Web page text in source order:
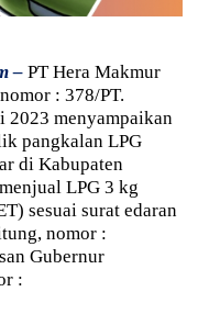
– PT Hera Makmur
: 378/PT.
menyampaikan
pangkalan LPG
di Kabupaten
LPG 3 kg
sesuai surat edaran
nomor :
Gubernur
: